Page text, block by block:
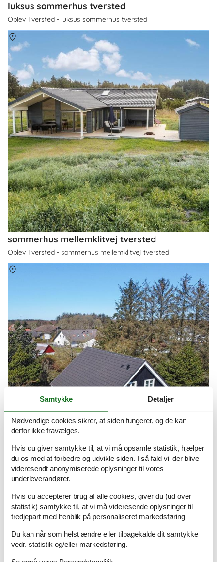
luksus sommerhus tversted
Oplev Tversted - luksus sommerhus tversted
sommerhus mellemklitvej tversted
Oplev Tversted - sommerhus mellemklitvej tversted
billige sommerhuse ved tversted
OmTversted
Samtykke Detaljer
Nødvendige cookies sikrer, at siden fungerer, og de kan
derfor ikke fravælges.
Hvis du giver samtykke til, at vi må opsamle statistik, hjælper
du os med at forbedre og udvikle siden. I så fald vil der blive
videresendt anonymiserede oplysninger til vores
underleverandører.
Hvis du accepterer brug af alle cookies, giver du (ud over
statistik) samtykke til, at vi må videresende oplysninger til
tredjepart med henblik på personaliseret markedsføring.
Du kan når som helst ændre eller tilbagekalde dit samtykke
vedr. statistik og/eller markedsføring.